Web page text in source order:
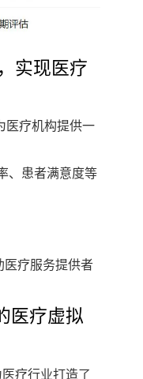
实现医疗
医疗机构提供一
、患者满意度等
医疗服务提供者
医疗虚拟
疗行业打造了